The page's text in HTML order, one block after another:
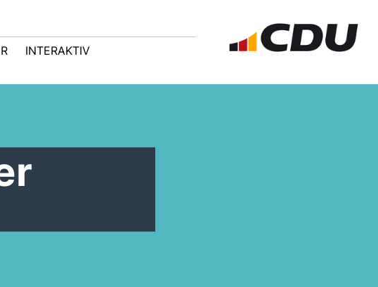
INTERAKTIV